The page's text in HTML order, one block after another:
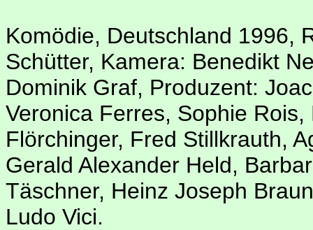
Komödie, Deutschland 1996,
Schütter, Kamera: Benedikt
Dominik Graf, Produzent:
Veronica Ferres, Sophie
Flörchinger, Fred Stillkrauth,
Gerald Alexander Held,
Täschner, Heinz Joseph
Ludo Vici.